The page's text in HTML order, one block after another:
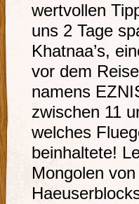
wertvollen
uns 2 Tage
Khatnaa’s,
vor dem
namens
zwischen 11
welches
beinhaltete!
Mongolen